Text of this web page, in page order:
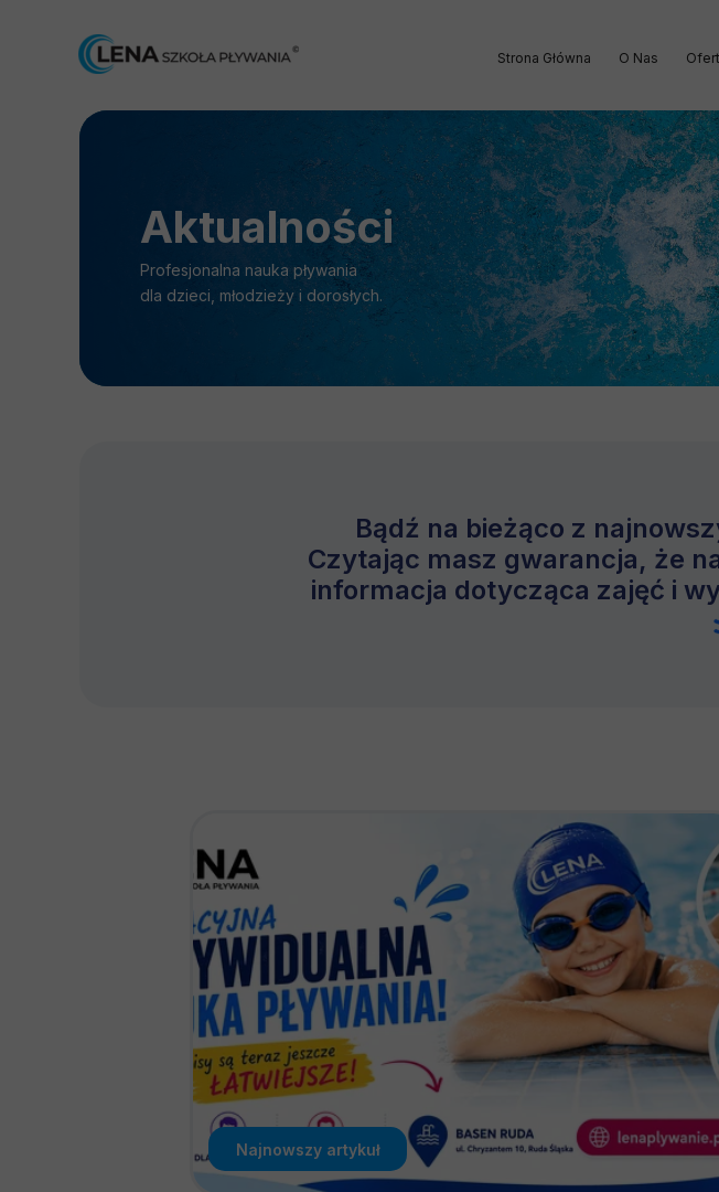
Strona Główna O Nas
Profesjonalna nauka pływania
dla dzieci, młodzieży i dorosłych.
Aktualności
Bądź na bieżąco z
Czytając masz gwarancja, że
informacja dotycząca zajęć i
Najnowszy artykuł